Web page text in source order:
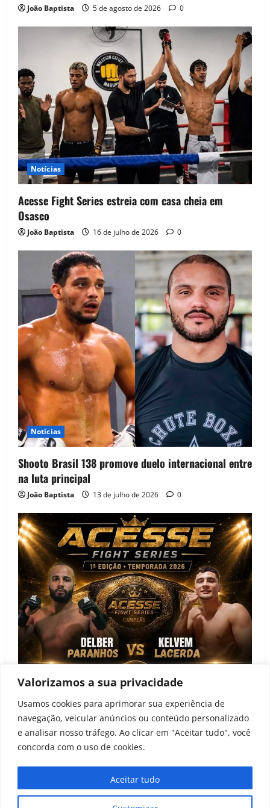
Valorizamos a sua privacidade
Usamos cookies para aprimorar sua experiência de
navegação, veicular anúncios ou conteúdo personalizado
e analisar nosso tráfego. Ao clicar em "Aceitar tudo", você
concorda com o uso de cookies.
Aceitar tudo
João Baptista 5 de agosto de 2026 0
Notícias
Acesse Fight Series estreia com casa cheia em
Osasco
João Baptista 16 de julho de 2026 0
Notícias
Shooto Brasil 138 promove duelo internacional entre
na luta principal
João Baptista 13 de julho de 2026 0
Acesse Fight Series anuncia primeira edição e
projeto de desenvolvimento para atletas amadores
Todos os direitos reservados ao Peleia MMA 2021-